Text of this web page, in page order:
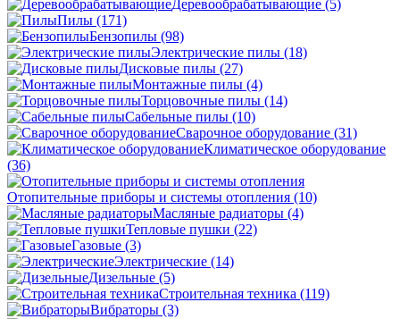
Деревообрабатывающие (5)
Пилы (171)
Бензопилы (98)
Электрические пилы (18)
Дисковые пилы (27)
Монтажные пилы (4)
Торцовочные пилы (14)
Сабельные пилы (10)
Сварочное оборудование (31)
Климатическое оборудование
(36)
Отопительные приборы и системы отопления (10)
Масляные радиаторы (4)
Тепловые пушки (22)
Газовые (3)
Электрические (14)
Дизельные (5)
Строительная техника (119)
Вибраторы (3)